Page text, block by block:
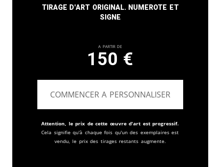
Tirage d'art original. Numerote et
signe
A partir de
150 €
COMMENCER A PERSONNALISER
Attention, le prix de cette œuvre d'art est progressif.
Cela signifie qu'à chaque fois qu'un des exemplaires est
vendu, le prix des tirages restants augmente.